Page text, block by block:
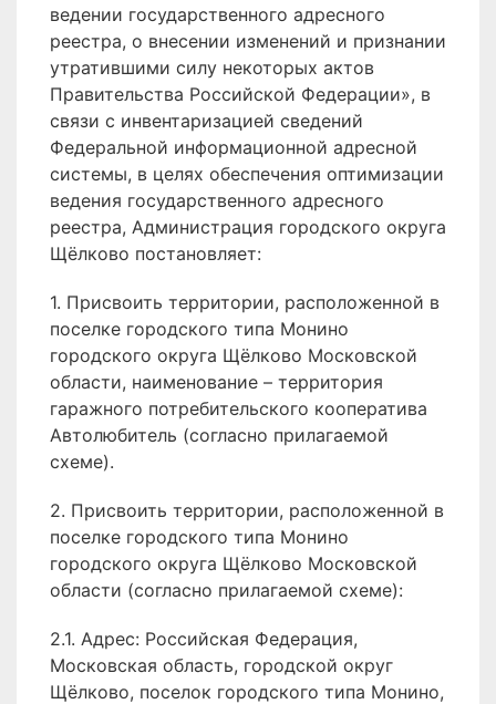
ведении государственного адресного
реестра, о внесении изменений и признании
утратившими силу некоторых актов
Правительства Российской Федерации», в
связи с инвентаризацией сведений
Федеральной информационной адресной
системы, в целях обеспечения оптимизации
ведения государственного адресного
реестра, Администрация городского округа
Щёлково постановляет:
1. Присвоить территории, расположенной в
поселке городского типа Монино
городского округа Щёлково Московской
области, наименование – территория
гаражного потребительского кооператива
Автолюбитель (согласно прилагаемой
схеме).
2. Присвоить территории, расположенной в
поселке городского типа Монино
городского округа Щёлково Московской
области (согласно прилагаемой схеме):
2.1. Адрес: Российская Федерация,
Московская область, городской округ
Щёлково, поселок городского типа Монино,